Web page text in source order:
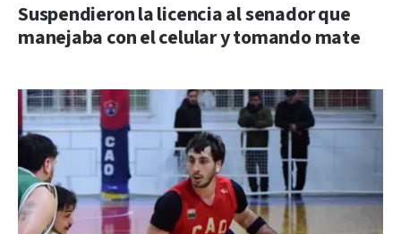
Suspendieron la licencia al senador que
manejaba con el celular y tomando mate